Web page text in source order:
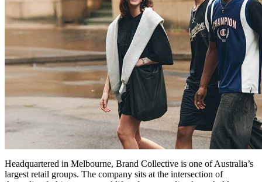
Headquartered in Melbourne, Brand Collective is one of Australia’s
largest retail groups. The company sits at the intersection of